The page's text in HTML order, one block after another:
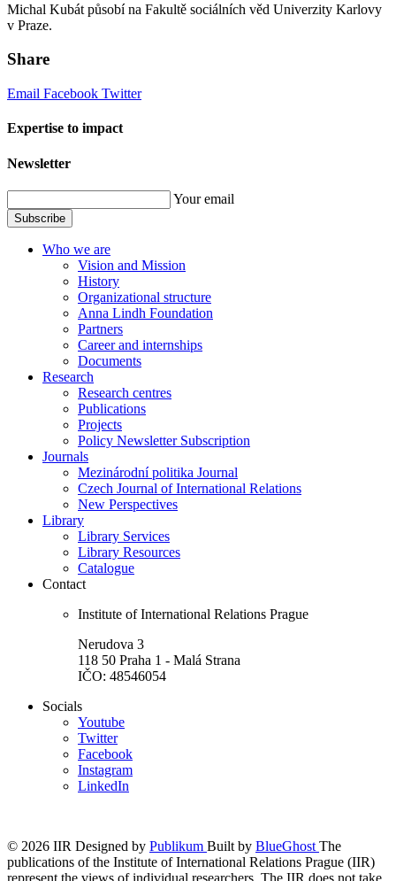
Michal Kubát působí na Fakultě sociálních věd Univerzity Karlovy
v Praze.
Share
Email Facebook Twitter
Expertise to impact
Newsletter
Your email
Subscribe
Who we are
Vision and Mission
History
Organizational structure
Anna Lindh Foundation
Partners
Career and internships
Documents
Research
Research centres
Publications
Projects
Policy Newsletter Subscription
Journals
Mezinárodní politika Journal
Czech Journal of International Relations
New Perspectives
Library
Library Services
Library Resources
Catalogue
Contact
Institute of International Relations Prague
Nerudova 3
118 50 Praha 1 - Malá Strana
IČO: 48546054
Socials
Youtube
Twitter
Facebook
Instagram
LinkedIn
© 2026 IIR Designed by Publikum Built by BlueGhost The
publications of the Institute of International Relations Prague (IIR)
represent the views of individual researchers. The IIR does not take